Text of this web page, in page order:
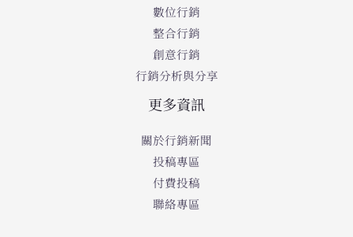
數位行銷
整合行銷
創意行銷
行銷分析與分享
更多資訊
關於行銷新聞
投稿專區
付費投稿
聯絡專區